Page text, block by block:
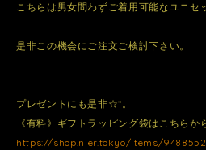
こちらは男女問わずご着用可能なユニセ
是非この機会にご注文ご検討下さい。
プレゼントにも是非☆*。
《有料》ギフトラッピング袋はこちらか
https://shop.nier.tokyo/items/